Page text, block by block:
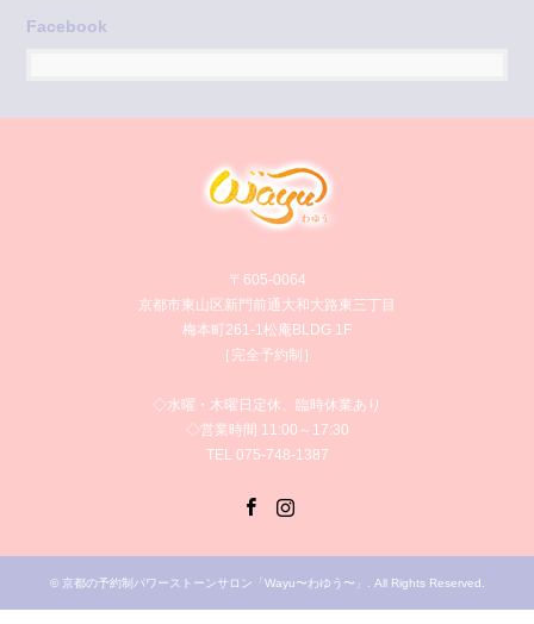
Facebook
〒605-0064
京都市東山区新門前通大和大路東三丁目
梅本町261-1松庵BLDG 1F
［完全予約制］
◇水曜・木曜日定休、臨時休業あり
◇営業時間 11:00～17:30
TEL 075-748-1387
© 京都の予約制パワーストーンサロン「Wayu〜わゆう〜」 . All Rights Reserved.